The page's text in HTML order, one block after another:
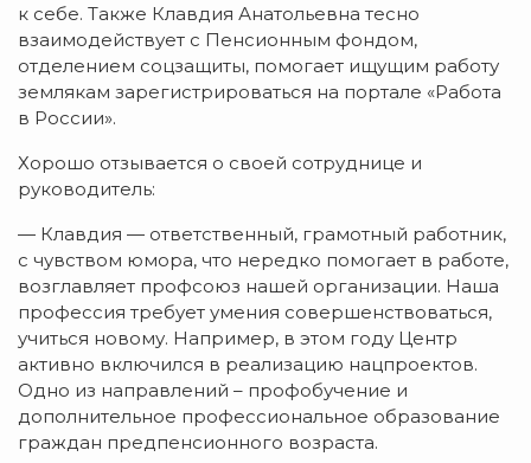
к себе. Также Клавдия Анатольевна тесно
взаимодействует с Пенсионным фондом,
отделением соцзащиты, помогает ищущим работу
землякам зарегистрироваться на портале «Работа
в России».
Хорошо отзывается о своей сотруднице и
руководитель:
— Клавдия — ответственный, грамотный работник,
с чувством юмора, что нередко помогает в работе,
возглавляет профсоюз нашей организации. Наша
профессия требует умения совершенствоваться,
учиться новому. Например, в этом году Центр
активно включился в реализацию нацпроектов.
Одно из направлений – профобучение и
дополнительное профессиональное образование
граждан предпенсионного возраста.